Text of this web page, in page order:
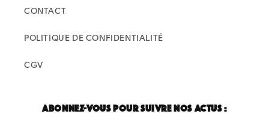
CONTACT
POLITIQUE DE CONFIDENTIALITÉ
CGV
Abonnez-vous pour suivre nos actus :